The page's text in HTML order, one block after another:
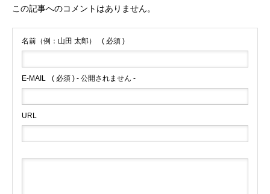
この記事へのコメントはありません。
名前（例：山田 太郎） ( 必須 )
E-MAIL ( 必須 ) - 公開されません -
URL